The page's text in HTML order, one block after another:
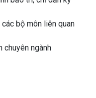
bộ môn liên quan
chuyên ngành